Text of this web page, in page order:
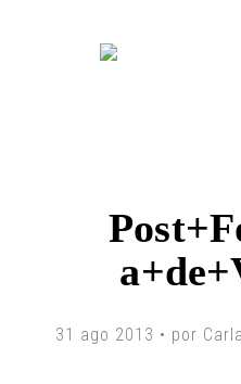
31 ago 2013 • por